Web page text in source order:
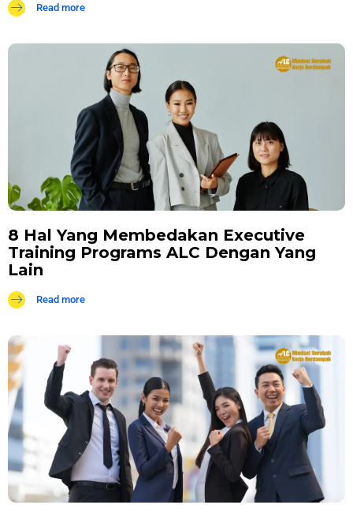
Read more
8 Hal Yang Membedakan Executive
Training Programs ALC Dengan Yang
Lain
Read more